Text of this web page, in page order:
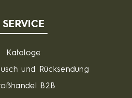
SERVICE
Kataloge
und Rücksendung
B2B